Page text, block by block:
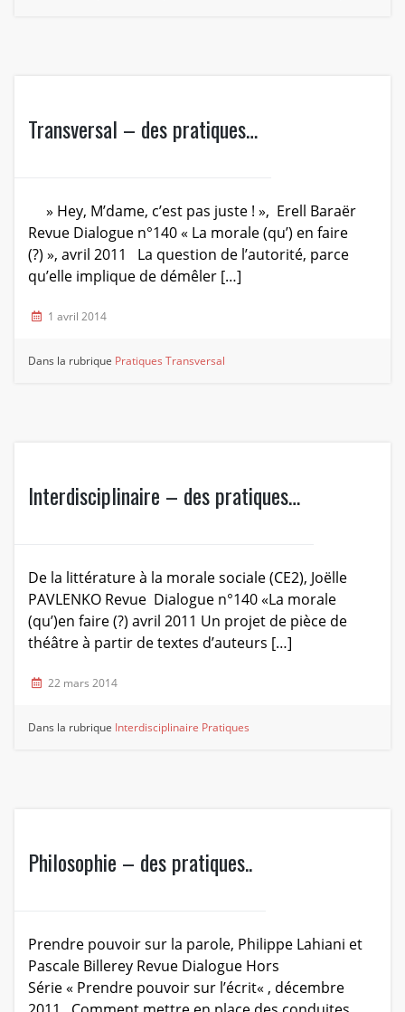
Transversal – des pratiques…
» Hey, M’dame, c’est pas juste ! », Erell Baraër
Revue Dialogue n°140 « La morale (qu’) en faire
(?) », avril 2011 La question de l’autorité, parce
qu’elle implique de démêler […]
1 avril 2014
Dans la rubrique Pratiques Transversal
Interdisciplinaire – des pratiques…
De la littérature à la morale sociale (CE2), Joëlle
PAVLENKO Revue Dialogue n°140 «La morale
(qu’)en faire (?) avril 2011 Un projet de pièce de
théâtre à partir de textes d’auteurs […]
22 mars 2014
Dans la rubrique Interdisciplinaire Pratiques
Philosophie – des pratiques..
Prendre pouvoir sur la parole, Philippe Lahiani et
Pascale Billerey Revue Dialogue Hors
Série « Prendre pouvoir sur l’écrit« , décembre